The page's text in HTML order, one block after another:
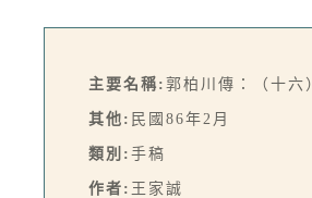
主要名稱: 郭柏川傳：（十六
其他: 民國86年2月
類別: 手稿
作者: 王家誠